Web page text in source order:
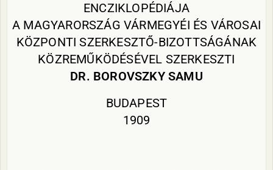
ENCZIKLOPÉDIÁJA
A MAGYARORSZÁG VÁRMEGYÉI ÉS VÁROSAI
KÖZPONTI SZERKESZTŐ-BIZOTTSÁGÁNAK
KÖZREMŰKÖDÉSÉVEL SZERKESZTI
DR. BOROVSZKY SAMU
BUDAPEST
1909